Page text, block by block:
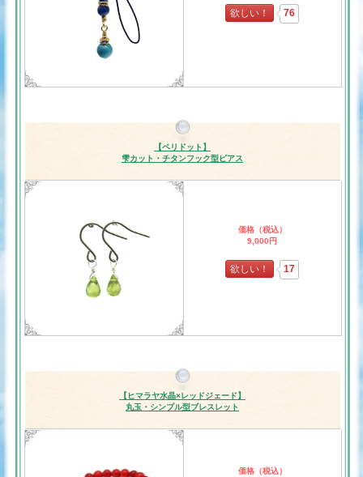
欲しい！ 76
【ペリドット】
雫カット・チタンフック型ピアス
価格（税込）
9,000円
欲しい！ 17
【ヒマラヤ水晶×レッドジェード】
丸玉・シンプル型ブレスレット
価格（税込）